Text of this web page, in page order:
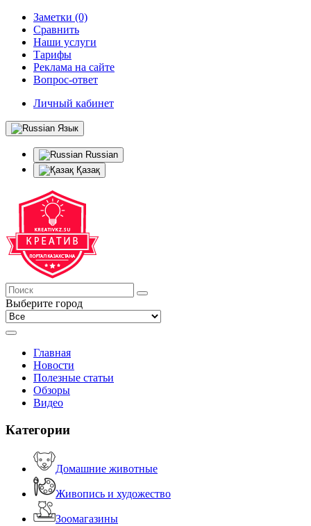
Заметки (0)
Сравнить
Наши услуги
Тарифы
Реклама на сайте
Вопрос-ответ
Личный кабинет
Язык
Russian
Қазақ
Выберите город
Главная
Новости
Полезные статьи
Обзоры
Видео
Категории
Домашние животные
Живопись и художество
Зоомагазины